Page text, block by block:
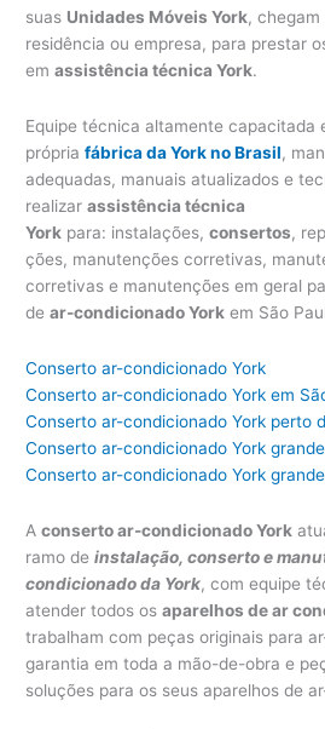
suas Unidades Móveis York,
residência ou empresa, para prestar
emassistência técnica York.
Equipe técnica altamente capacitada
própriafábrica da York no Brasil,
adequadas, manuais atualizados e
realizarassistência técnica
York para: instalações,consertos,
ções, manutenções corretivas,
corretivas e manutenções em geral
dear-condicionado York em São
Conserto ar-condicionado York
Conserto ar-condicionado York em
Conserto ar-condicionado York perto
Conserto ar-condicionado York
Conserto ar-condicionado York
Aconserto ar-condicionado York
ramo deinstalação, conserto e
condicionado da York, com equipe
atender todos osaparelhos de ar
trabalham com peças originais para
garantia em toda a mão-de-obra e
soluções para os seus aparelhos de